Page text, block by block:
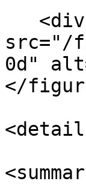
src="/
0d"
</